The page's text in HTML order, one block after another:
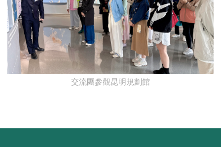
交流團參觀昆明規劃館